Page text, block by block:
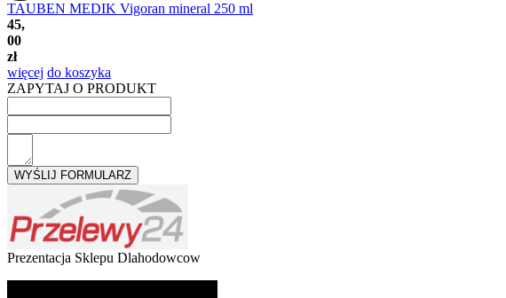
TAUBEN MEDIK Vigoran mineral 250 ml
45,
00
zł
więcej do koszyka
ZAPYTAJ O PRODUKT
Prezentacja Sklepu Dlahodowcow